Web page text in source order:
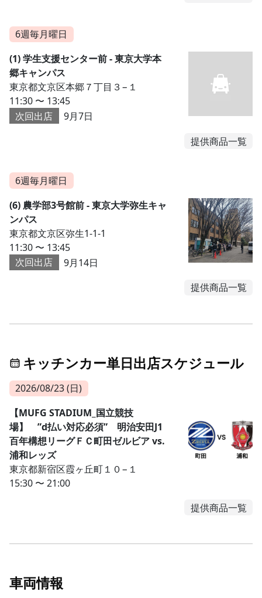
6週毎月曜日
(1) 学生支援センター前 - 東京大学本
郷キャンパス
東京都文京区本郷７丁目３−１
11:30 〜 13:45
次回出店
9月7日
提供商品一覧
6週毎月曜日
(6) 農学部3号館前 - 東京大学弥生キャ
ンパス
東京都文京区弥生1-1-1
11:30 〜 13:45
次回出店
9月14日
提供商品一覧
キッチンカー単日出店スケジュール
2026/08/23 (日)
【MUFG STADIUM_国立競技
場】 ”d払い対応必須” 明治安田J1
百年構想リーグＦＣ町田ゼルビア vs.
浦和レッズ
東京都新宿区霞ヶ丘町１０−１
15:30 〜 21:00
提供商品一覧
車両情報